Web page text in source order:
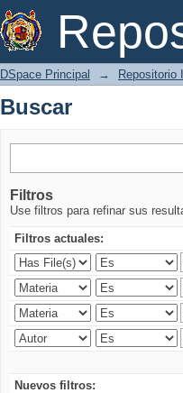
Buscar
DSpace Principal → Repositorio
Buscar
Filtros
Use filtros para refinar sus
Filtros actuales:
Nuevos filtros: